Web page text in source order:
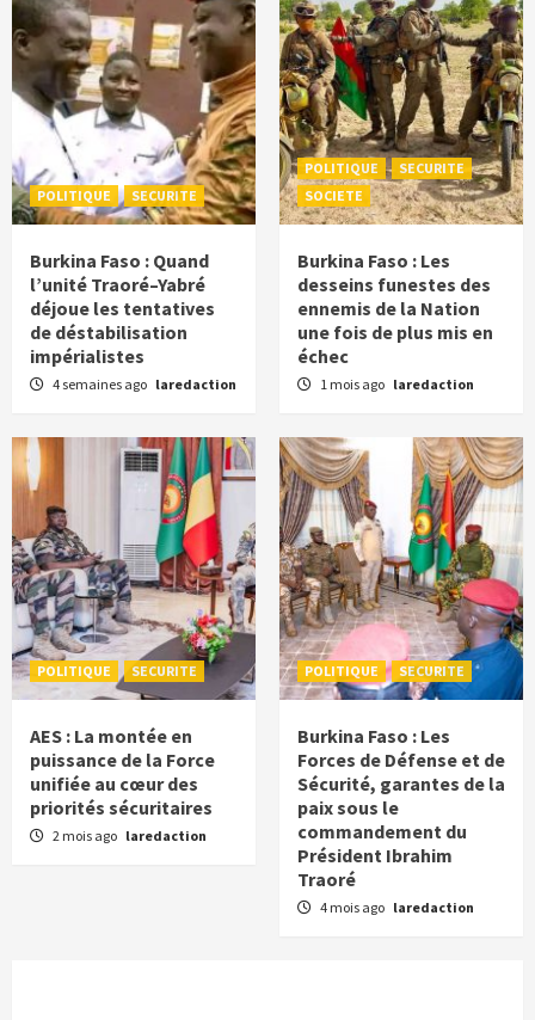
POLITIQUE SECURITE
Burkina Faso : Quand
l’unité Traoré–Yabré
déjoue les tentatives
de déstabilisation
impérialistes
4 semaines ago laredaction
POLITIQUE
SECURITE
SOCIETE
Burkina Faso : Les
desseins funestes des
ennemis de la Nation
une fois de plus mis en
échec
1 mois ago laredaction
POLITIQUE SECURITE
AES : La montée en
puissance de la Force
unifiée au cœur des
priorités sécuritaires
2 mois ago laredaction
POLITIQUE SECURITE
Burkina Faso : Les
Forces de Défense et de
Sécurité, garantes de la
paix sous le
commandement du
Président Ibrahim
Traoré
4 mois ago laredaction